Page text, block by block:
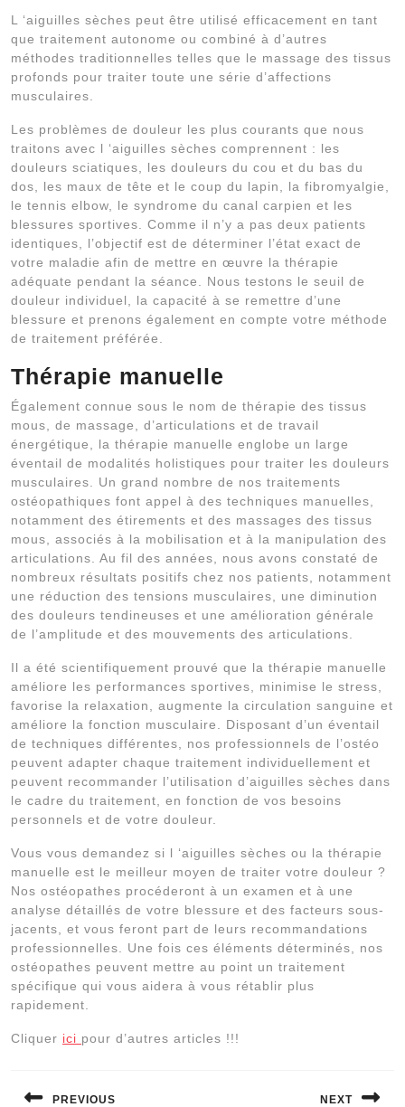
L ‘aiguilles sèches peut être utilisé efficacement en tant
que traitement autonome ou combiné à d’autres
méthodes traditionnelles telles que le massage des tissus
profonds pour traiter toute une série d’affections
musculaires.
Les problèmes de douleur les plus courants que nous
traitons avec l ‘aiguilles sèches comprennent : les
douleurs sciatiques, les douleurs du cou et du bas du
dos, les maux de tête et le coup du lapin, la fibromyalgie,
le tennis elbow, le syndrome du canal carpien et les
blessures sportives. Comme il n’y a pas deux patients
identiques, l’objectif est de déterminer l’état exact de
votre maladie afin de mettre en œuvre la thérapie
adéquate pendant la séance. Nous testons le seuil de
douleur individuel, la capacité à se remettre d’une
blessure et prenons également en compte votre méthode
de traitement préférée.
Thérapie manuelle
Également connue sous le nom de thérapie des tissus
mous, de massage, d’articulations et de travail
énergétique, la thérapie manuelle englobe un large
éventail de modalités holistiques pour traiter les douleurs
musculaires. Un grand nombre de nos traitements
ostéopathiques font appel à des techniques manuelles,
notamment des étirements et des massages des tissus
mous, associés à la mobilisation et à la manipulation des
articulations. Au fil des années, nous avons constaté de
nombreux résultats positifs chez nos patients, notamment
une réduction des tensions musculaires, une diminution
des douleurs tendineuses et une amélioration générale
de l’amplitude et des mouvements des articulations.
Il a été scientifiquement prouvé que la thérapie manuelle
améliore les performances sportives, minimise le stress,
favorise la relaxation, augmente la circulation sanguine et
améliore la fonction musculaire. Disposant d’un éventail
de techniques différentes, nos professionnels de l’ostéo
peuvent adapter chaque traitement individuellement et
peuvent recommander l’utilisation d’aiguilles sèches dans
le cadre du traitement, en fonction de vos besoins
personnels et de votre douleur.
Vous vous demandez si l ‘aiguilles sèches ou la thérapie
manuelle est le meilleur moyen de traiter votre douleur ?
Nos ostéopathes procéderont à un examen et à une
analyse détaillés de votre blessure et des facteurs sous-
jacents, et vous feront part de leurs recommandations
professionnelles. Une fois ces éléments déterminés, nos
ostéopathes peuvent mettre au point un traitement
spécifique qui vous aidera à vous rétablir plus
rapidement.
Cliquer ici pour d’autres articles !!!
PREVIOUS NEXT